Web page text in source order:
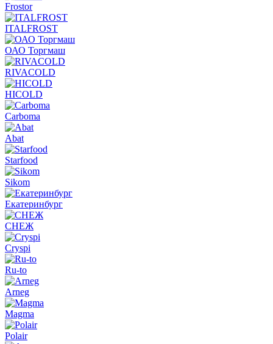
Frostor
ITALFROST
ОАО Торгмаш
RIVACOLD
HICOLD
Carboma
Abat
Starfood
Sikom
Екатеринбург
СНЕЖ
Cryspi
Ru-to
Arneg
Magma
Polair